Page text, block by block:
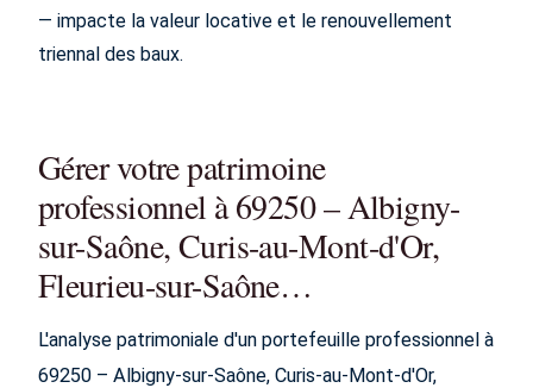
— impacte la valeur locative et le renouvellement
triennal des baux.
Gérer votre patrimoine
professionnel à 69250 – Albigny-
sur-Saône, Curis-au-Mont-d'Or,
Fleurieu-sur-Saône…
L'analyse patrimoniale d'un portefeuille professionnel à
69250 – Albigny-sur-Saône, Curis-au-Mont-d'Or,